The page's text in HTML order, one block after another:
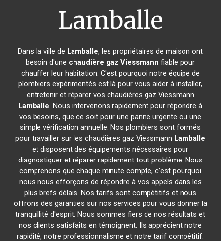
Lamballe
Dans la ville de Lamballe, les propriétaires de maison ont
besoin d'une chaudière gaz Viessmann fiable pour
chauffer leur habitation. C'est pourquoi notre équipe de
plombiers expérimentés est là pour vous aider à installer,
entretenir et réparer vos chaudières gaz Viessmann
Lamballe. Nous intervenons rapidement pour répondre à
vos besoins, que ce soit pour une panne urgente ou une
simple vérification annuelle. Nos plombiers sont formés
pour travailler sur les chaudières gaz Viessmann Lamballe
et disposent des équipements nécessaires pour
diagnostiquer et réparer rapidement tout problème. Nous
comprenons que chaque minute compte, c'est pourquoi
nous nous efforçons de répondre à vos appels dans les
plus brefs délais. Nos tarifs sont compétitifs et nous
offrons des garanties sur nos services pour vous donner la
tranquillité d'esprit. Nous sommes fiers de nos résultats et
nos clients satisfaits en témoignent. Ils apprécient notre
rapidité, notre professionnalisme et notre tarif compétitif.